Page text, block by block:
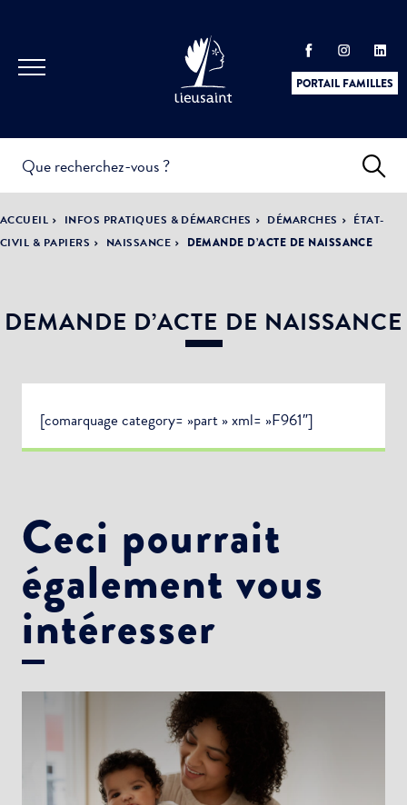
PORTAIL FAMILLES
PRATIQUES &
DÉMARCHES
ACTUALITÉS &
ÉVÈNEMENTS
LA VILLE
DÉMOCRATIE
PARTICIPATIVE
ACCUEIL INFOS PRATIQUES & DÉMARCHES DÉMARCHES
ÉTAT-
CIVIL & PAPIERS
NAISSANCE DEMANDE D’ACTE DE NAISSANCE
DEMANDE D’ACTE DE NAISSANCE
[comarquage category= »part » xml= »F961″]
Ceci pourrait
également vous
intéresser